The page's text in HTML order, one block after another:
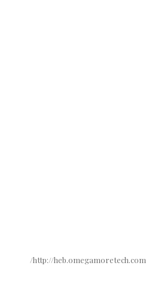
http://heb.omegamoretech.com/